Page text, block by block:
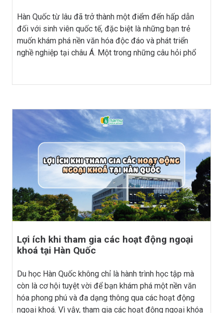
Hàn Quốc từ lâu đã trở thành một điểm đến hấp dẫn
đối với sinh viên quốc tế, đặc biệt là những bạn trẻ
muốn khám phá nền văn hóa độc đáo và phát triển
nghề nghiệp tại châu Á. Một trong những câu hỏi phổ
của việc du học tại Hàn Quốc sử dụng tiếng Anh, từ đó
giúp bạn có cái nhìn rõ ràng hơn trước khi đưa ra quyết
định nhé!
Lợi ích khi tham gia các hoạt động ngoại
khoá tại Hàn Quốc
Du học Hàn Quốc không chỉ là hành trình học tập mà
còn là cơ hội tuyệt vời để bạn khám phá một nền văn
hóa phong phú và đa dạng thông qua các hoạt động
ngoại khoá. Vì vậy, tham gia các hoạt động ngoại khóa